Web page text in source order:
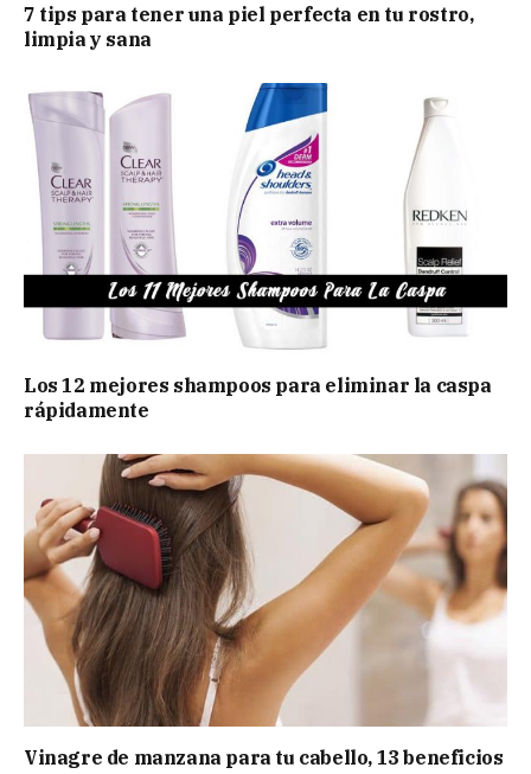
7 tips para tener una piel perfecta en tu rostro,
limpia y sana
Los 12 mejores shampoos para eliminar la caspa
rápidamente
Vinagre de manzana para tu cabello, 13 beneficios